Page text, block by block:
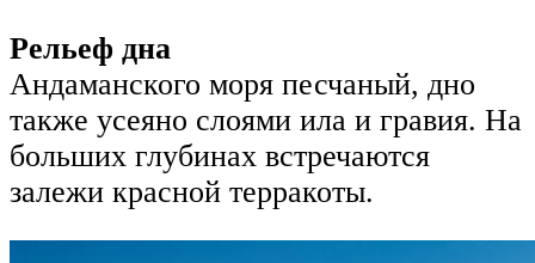
Рельеф дна
Андаманского моря песчаный, дно
также усеяно слоями ила и гравия. На
больших глубинах встречаются
залежи красной терракоты.